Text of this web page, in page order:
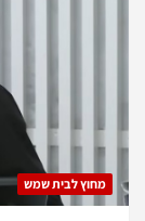
מחוץ לבית שמש